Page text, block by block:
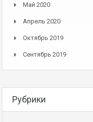
Май 2020
Апрель 2020
Октябрь 2019
Сентябрь 2019
Рубрики